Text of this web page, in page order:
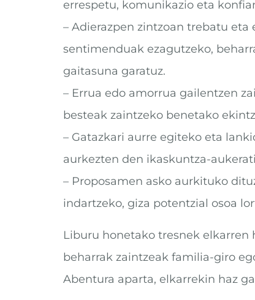
errespetu, komunikazio eta
– Adierazpen zintzoan trebatu
sentimenduak ezagutzeko,
gaitasuna garatuz.
– Errua edo amorrua gailentzen
besteak zaintzeko benetako
– Gatazkari aurre egiteko eta
aurkezten den ikaskuntza-
– Proposamen asko aurkituko
indartzeko, giza potentzial osoa
Liburu honetako tresnek
beharrak zaintzeak familia-giro
Abentura aparta, elkarrekin haz